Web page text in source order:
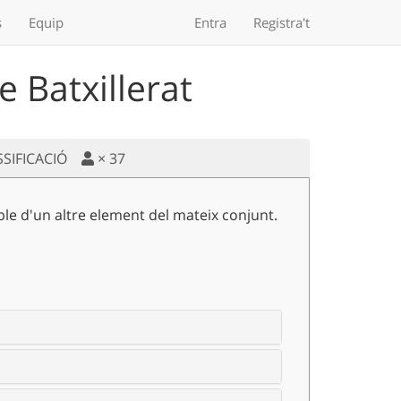
Equip Entra Registra't
Batxillerat
× 37
d'un altre element del mateix conjunt.